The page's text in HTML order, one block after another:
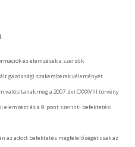
és elemzések a szerzők
gazdasági szakemberek véleményét
meg a 2007. évi CXXXVIII törvény
elemzést és a 9. pont szerinti befektetési
az adott befektetés megfelelőségét csak az